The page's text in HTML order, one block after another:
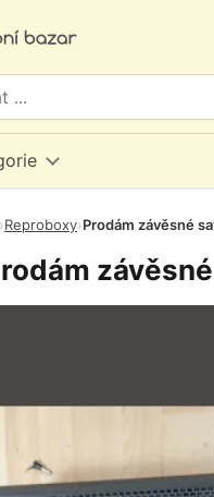
›Reproboxy›Prodám závěsné